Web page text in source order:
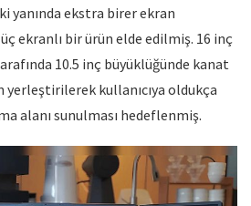
yanında ekstra birer ekran
ekranlı bir ürün elde edilmiş. 16 inç
10.5 inç büyüklüğünde kanat
yerleştirilerek kullanıcıya oldukça
alanı sunulması hedeflenmiş.